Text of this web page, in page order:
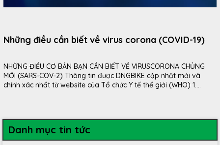
Những điều cần biết về virus corona (COVID-19)
NHỮNG ĐIỀU CƠ BẢN BẠN CẦN BIẾT VỀ VIRUSCORONA CHỦNG
MỚI (SARS-COV-2) Thông tin được DNGBIKE cập nhật mới và
chính xác nhất từ website của Tổ chức Y tế thế giới (WHO) 1....
Danh mục tin tức